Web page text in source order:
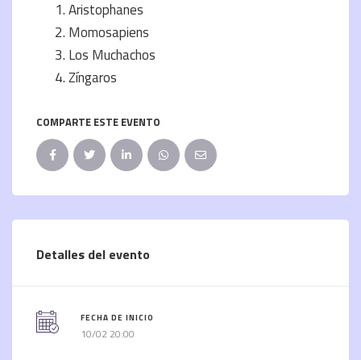
Aristophanes
Momosapiens
Los Muchachos
Zíngaros
COMPARTE ESTE EVENTO
Detalles del evento
FECHA DE INICIO
10/02 20:00